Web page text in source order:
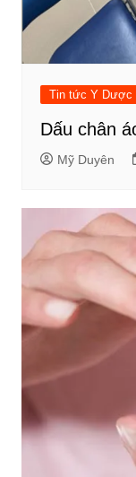
Tin tức Y Dược
Dấu chân
Mỹ Duyên